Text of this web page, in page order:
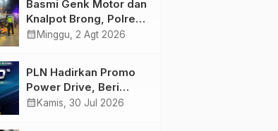
Semakin Skena
Basmi Genk Motor dan
Knalpot Brong, Polres
Tanjab Barat Amankan
calendar_month Minggu, 2 Agt 2026
PLN Hadirkan Promo
Power Drive, Beri
Diskon Tambah Daya
calendar_month Kamis, 30 Jul 2026